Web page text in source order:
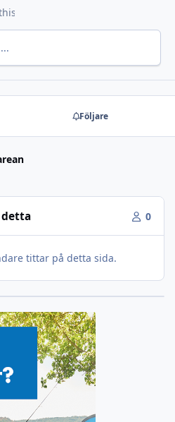
Följare
detta 0
tittar på detta sida.